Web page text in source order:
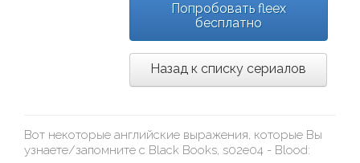
Попробовать fleex
бесплатно
Назад к списку сериалов
Вот некоторые английские выражения, которые Вы
узнаете/запомните с Black Books, s02e04 - Blood: